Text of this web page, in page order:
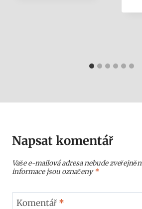
Napsat komentář
Vaše e-mailová adresa nebude
informace jsou označeny*
Komentář *